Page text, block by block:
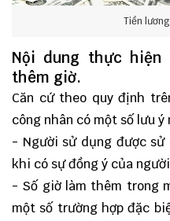
Tiền
Nội dung thực
thêm giờ.
Căn cứ theo quy định
công nhân có một số lưu ý
- Người sử dụng được
khi có sự đồng ý của
- Số giờ làm thêm trong
một số trường hợp đặc